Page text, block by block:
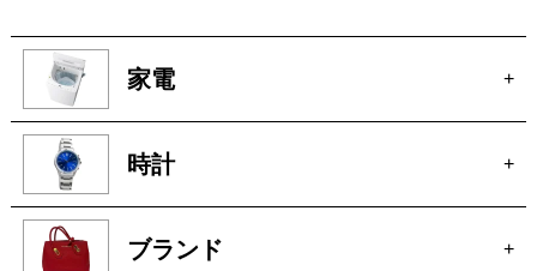
家電 +
時計 +
ブランド +